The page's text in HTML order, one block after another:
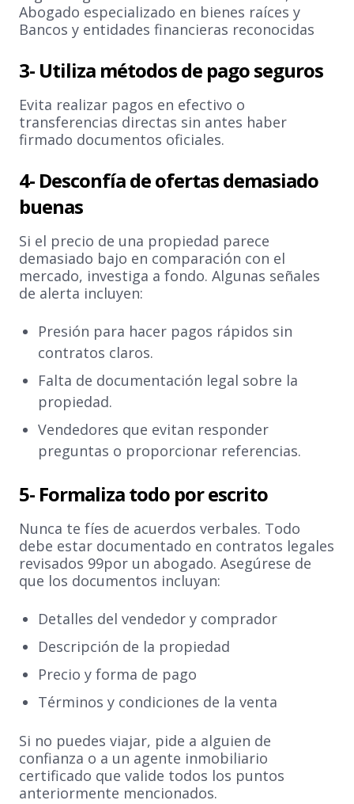
Abogado especializado en bienes raíces y
Bancos y entidades financieras reconocidas
3- Utiliza métodos de pago seguros
Evita realizar pagos en efectivo o
transferencias directas sin antes haber
firmado documentos oficiales.
4- Desconfía de ofertas demasiado
buenas
Si el precio de una propiedad parece
demasiado bajo en comparación con el
mercado, investiga a fondo. Algunas señales
de alerta incluyen:
Presión para hacer pagos rápidos sin
contratos claros.
Falta de documentación legal sobre la
propiedad.
Vendedores que evitan responder
preguntas o proporcionar referencias.
5- Formaliza todo por escrito
Nunca te fíes de acuerdos verbales. Todo
debe estar documentado en contratos legales
revisados 99por un abogado. Asegúrese de
que los documentos incluyan:
Detalles del vendedor y comprador
Descripción de la propiedad
Precio y forma de pago
Términos y condiciones de la venta
Si no puedes viajar, pide a alguien de
confianza o a un agente inmobiliario
certificado que valide todos los puntos
anteriormente mencionados.